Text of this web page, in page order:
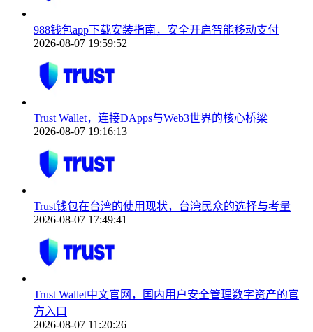
988钱包app下载安装指南，安全开启智能移动支付
2026-08-07 19:59:52
Trust Wallet，连接DApps与Web3世界的核心桥梁
2026-08-07 19:16:13
Trust钱包在台湾的使用现状，台湾民众的选择与考量
2026-08-07 17:49:41
Trust Wallet中文官网，国内用户安全管理数字资产的官
方入口
2026-08-07 11:20:26